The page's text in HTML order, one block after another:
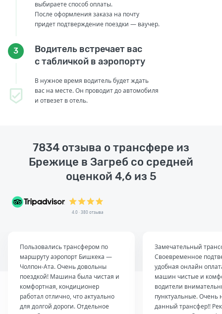
выбираете способ оплаты.
После оформления заказа на почту
придет подтверждение поездки — ваучер.
3
Водитель встречает вас
с табличкой в аэропорту
В нужное время водитель будет ждать
вас на месте. Он проводит до автомобиля
и отвезет в отель.
7834 отзыва о трансфере из
Брежице в Загреб со средней
оценкой 4,6 из 5
4.0 · 380 отзыва
Пользовались трансфером по
маршруту аэропорт Бишкека —
Чолпон-Ата. Очень довольны
поездкой! Машина была чистая и
комфортная, кондиционер
работал отлично, что актуально
для долгой дороги. Отдельное
Замечательный
Своевременное
удобная онлайн
машин чистые и
водители
пунктуальные. Очень
данный трансфер!!